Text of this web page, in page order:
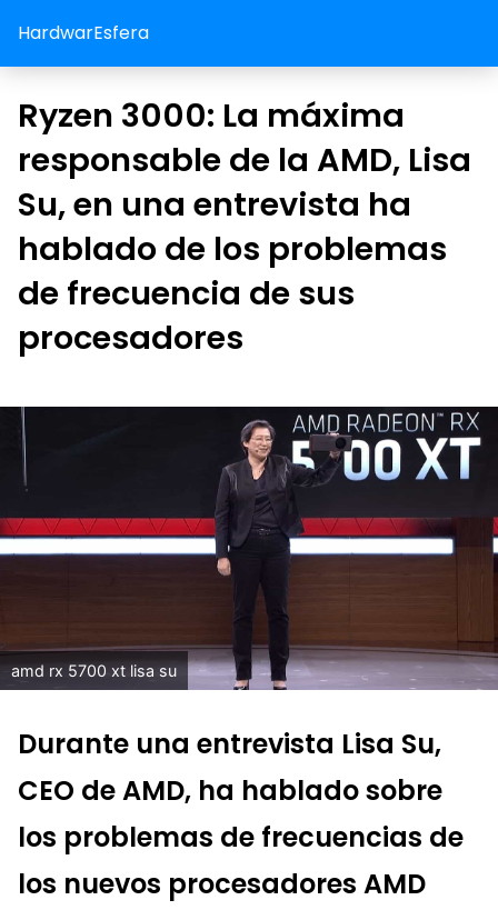
HardwarEsfera
Ryzen 3000: La máxima
responsable de la AMD, Lisa
Su, en una entrevista ha
hablado de los problemas
de frecuencia de sus
procesadores
amd rx 5700 xt lisa su
Durante una entrevista Lisa Su,
CEO de AMD, ha hablado sobre
los problemas de frecuencias de
los nuevos procesadores AMD